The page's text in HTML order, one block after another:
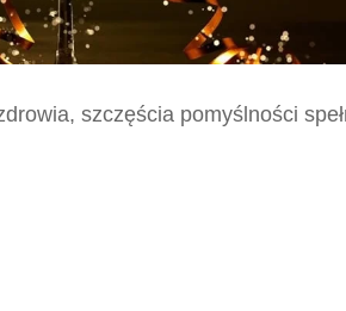
szczęścia pomyślności